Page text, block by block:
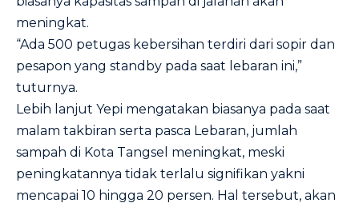
meningkat.
“Ada 500 petugas kebersihan terdiri dari sopir dan
pesapon yang standby pada saat lebaran ini,”
tuturnya.
Lebih lanjut Yepi mengatakan biasanya pada saat
malam takbiran serta pasca Lebaran, jumlah
sampah di Kota Tangsel meningkat, meski
peningkatannya tidak terlalu signifikan yakni
mencapai 10 hingga 20 persen. Hal tersebut, akan